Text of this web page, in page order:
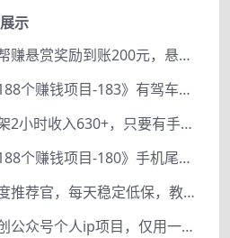
示
赏帮赚悬赏奖励到账200元，悬赏任务多劳多得，人人可做。
《188个赚钱项目-183》有驾车评项目，动动小手，复制粘贴赚44元！
上架2小时收入630+，只要有手就能做的AI搞钱项目，奶奶看完都能学会!
《188个赚钱项目-180》手机尾号测试评分项目，短视频直播日赚200+
百度推荐官，每天稳定低保，教程赠上
网创公众号个人ip项目，仅用一篇文章做到全网引流！